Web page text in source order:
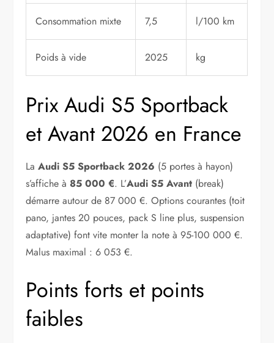
Consommation mixte 7,5 l/100 km
Poids à vide 2025 kg
Prix Audi S5 Sportback
et Avant 2026 en France
LaAudi S5 Sportback 2026 (5 portes à hayon)
s’affiche à 85 000 €. L’Audi S5 Avant (break)
démarre autour de 87 000 €. Options courantes (toit
pano, jantes 20 pouces, pack S line plus, suspension
adaptative) font vite monter la note à 95-100 000 €.
Malus maximal : 6 053 €.
Points forts et points
faibles